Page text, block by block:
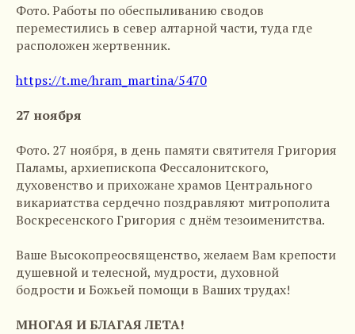
Фото. Работы по обеспыливанию сводов
переместились в север алтарной части, туда где
расположен жертвенник.
https://t.me/hram_martina/5470
27 ноября
Фото. 27 ноября, в день памяти святителя Григория
Паламы, архиепископа Фессалонитского,
духовенство и прихожане храмов Центрального
викариатства сердечно поздравляют митрополита
Воскресенского Григория с днём тезоименитства.
Ваше Высокопреосвященство, желаем Вам крепости
душевной и телесной, мудрости, духовной
бодрости и Божьей помощи в Ваших трудах!
МНОГАЯ И БЛАГАЯ ЛЕТА!